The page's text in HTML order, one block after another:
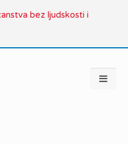
bez ljudskosti i